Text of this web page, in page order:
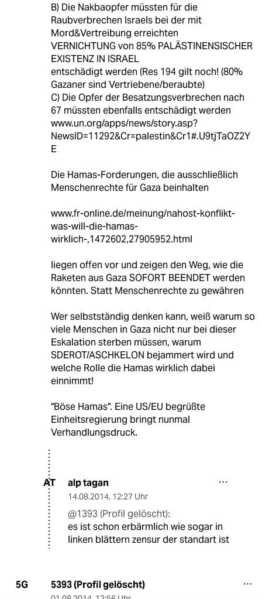
B) Die Nakbaopfer müssten für die
Raubverbrechen Israels bei der mit
Mord&Vertreibung erreichten
VERNICHTUNG von 85% PALÄSTINENSISCHER
EXISTENZ IN ISRAEL
entschädigt werden (Res 194 gilt noch! (80%
Gazaner sind Vertriebene/beraubte)
C) Die Opfer der Besatzungsverbrechen nach
67 müssten ebenfalls entschädigt werden
www.un.org/apps/news/story.asp?
NewsID=11292&Cr=palestin&Cr1#.U9tjTaOZ2Y
E
Die Hamas-Forderungen, die ausschließlich
Menschenrechte für Gaza beinhalten
www.fr-online.de/meinung/nahost-konflikt-
was-will-die-hamas-
wirklich-,1472602,27905952.html
liegen offen vor und zeigen den Weg, wie die
Raketen aus Gaza SOFORT BEENDET werden
könnten. Statt Menschenrechte zu gewähren
Wer selbstständig denken kann, weiß warum so
viele Menschen in Gaza nicht nur bei dieser
Eskalation sterben müssen, warum
SDEROT/ASCHKELON bejammert wird und
welche Rolle die Hamas wirklich dabei
einnimmt!
"Böse Hamas". Eine US/EU begrüßte
Einheitsregierung bringt nunmal
Verhandlungsdruck.
AT alp tagan
14.08.2014, 12:27 Uhr
@1393 (Profil gelöscht):
es ist schon erbärmlich wie sogar in
linken blättern zensur der standart ist
5G 5393 (Profil gelöscht)